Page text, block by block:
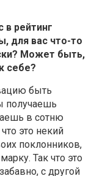
в рейтинг
для вас что-то
Может быть,
себе?
быть
получаешь
в сотню
это некий
поклонников,
Так что это
с другой